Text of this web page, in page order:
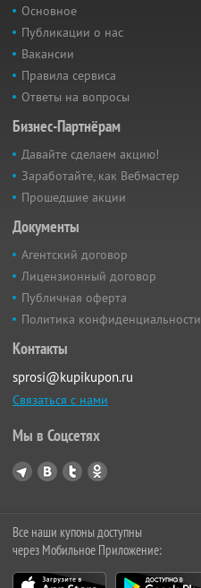
Основное
Публикации о нас
Вакансии
Правила сервиса
Ответы на вопросы
Бизнес-Партнёрам
Давайте сделаем акцию!
Заработайте, как Вебмастер
Прошедшие акции
Документы
Агентский договор
Лицензионный договор
Публичная оферта
Политика конфиденциальности
Контакты
sprosi@kupikupon.ru
Связаться с нами
Мы в Соцсетях
Все наши купоны доступны
через Мобильное Приложение: